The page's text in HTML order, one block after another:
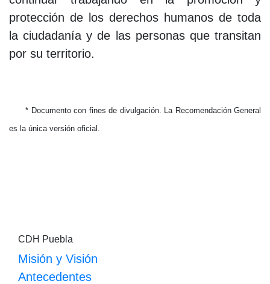
protección de los derechos humanos de toda
la ciudadanía y de las personas que transitan
por su territorio.
* Documento con fines de divulgación. La Recomendación General
es la única versión oficial.
CDH Puebla
Misión y Visión
Antecedentes